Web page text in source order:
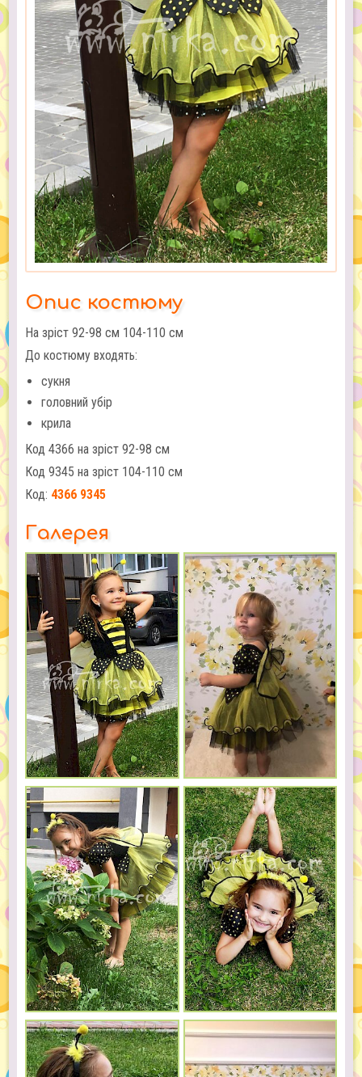
Опис костюму
На зріст 92-98 см 104-110 см
До костюму входять:
сукня
головний убір
крила
Код 4366 на зріст 92-98 см
Код 9345 на зріст 104-110 см
Код: 4366 9345
Галерея